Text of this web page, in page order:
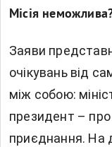
Місія
Заяви
очікувань від
між собою:
президент –
приєднання. На